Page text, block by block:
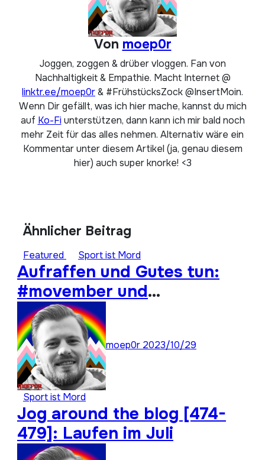
Von moep0r
Joggen, zoggen & drüber vloggen. Fan von
Nachhaltigkeit & Empathie. Macht Internet @
linktr.ee/moep0r& #FrühstücksZock @InsertMoin.
Wenn Dir gefällt, was ich hier mache, kannst du mich
auf Ko-Fiunterstützen, dann kann ich mir bald noch
mehr Zeit für das alles nehmen. Alternativ wäre ein
Kommentar unter diesem Artikel (ja, genau diesem
hier) auch super knorke! <3
Ähnlicher Beitrag
Featured Sport ist Mord
Aufraffen und Gutes tun:
#movember und
#moep0rthon 2023
moep0r 2023/10/29
Sport ist Mord
Jog around the blog [474-
479]: Laufen im Juli